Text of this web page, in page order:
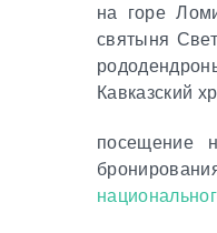
на горе
святыня
Кавказский
посещение